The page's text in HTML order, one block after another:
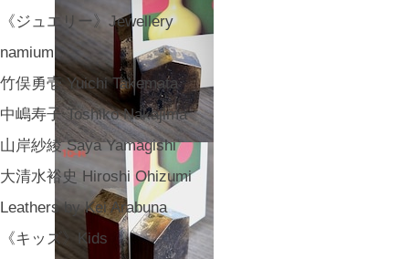
《ジュエリー》Jewellery
namiumi
竹俣勇壱 Yuichi Takemata
中嶋寿子 Toshiko Nakajima
山岸紗綾 Saya Yamagishi
大清水裕史 Hiroshi Ohizumi
Leathers by Kei Arabuna
《キッズ》Kids